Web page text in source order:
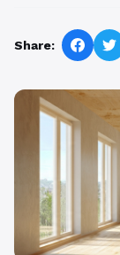
Share: